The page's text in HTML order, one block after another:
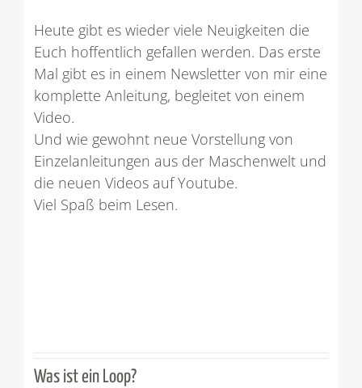
Heute gibt es wieder viele Neuigkeiten die
Euch hoffentlich gefallen werden. Das erste
Mal gibt es in einem Newsletter von mir eine
komplette Anleitung, begleitet von einem
Video.
Und wie gewohnt neue Vorstellung von
Einzelanleitungen aus der Maschenwelt und
die neuen Videos auf Youtube.
Viel Spaß beim Lesen.
Was ist ein Loop?